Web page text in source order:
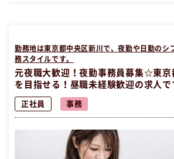
勤務地は東京都中央区新川で、夜勤や日勤のシ
務スタイルです。
元夜職大歓迎！夜勤事務員募集☆東京
を目指せる！昼職未経験歓迎の求人で
正社員 事務